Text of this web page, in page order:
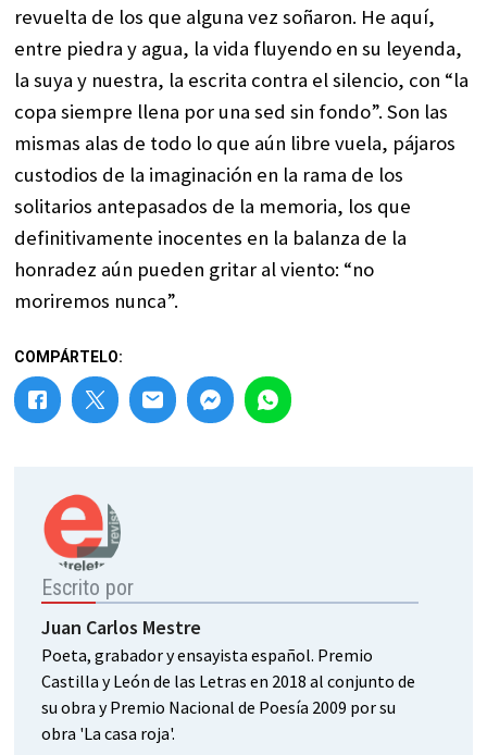
revuelta de los que alguna vez soñaron. He aquí,
entre piedra y agua, la vida fluyendo en su leyenda,
la suya y nuestra, la escrita contra el silencio, con “la
copa siempre llena por una sed sin fondo”. Son las
mismas alas de todo lo que aún libre vuela, pájaros
custodios de la imaginación en la rama de los
solitarios antepasados de la memoria, los que
definitivamente inocentes en la balanza de la
honradez aún pueden gritar al viento: “no
moriremos nunca”.
COMPÁRTELO:
Escrito por
Juan Carlos Mestre
Poeta, grabador y ensayista español. Premio
Castilla y León de las Letras en 2018 al conjunto de
su obra y Premio Nacional de Poesía 2009 por su
obra 'La casa roja'.